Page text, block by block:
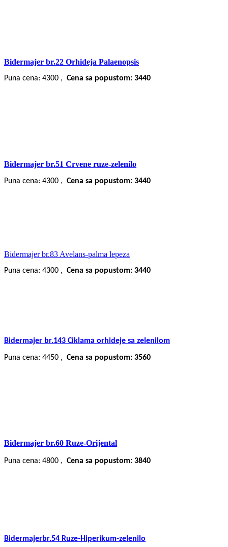
Bidermajer br.22 Orhideja Palaenopsis
Puna cena: 4300 , Cena sa popustom: 3440
Bidermajer br.51 Crvene ruze-zelenilo
Puna cena: 4300 , Cena sa popustom: 3440
Bidermajer br.83 Avelans-palma lepeza
Puna cena: 4300 , Cena sa popustom: 3440
Bidermajer br.143 Ciklama orhideje sa zelenilom
Puna cena: 4450 , Cena sa popustom: 3560
Bidermajer br.60 Ruze-Orijental
Puna cena: 4800 , Cena sa popustom: 3840
Bidermajerbr.54 Ruze-Hiperikum-zelenilo